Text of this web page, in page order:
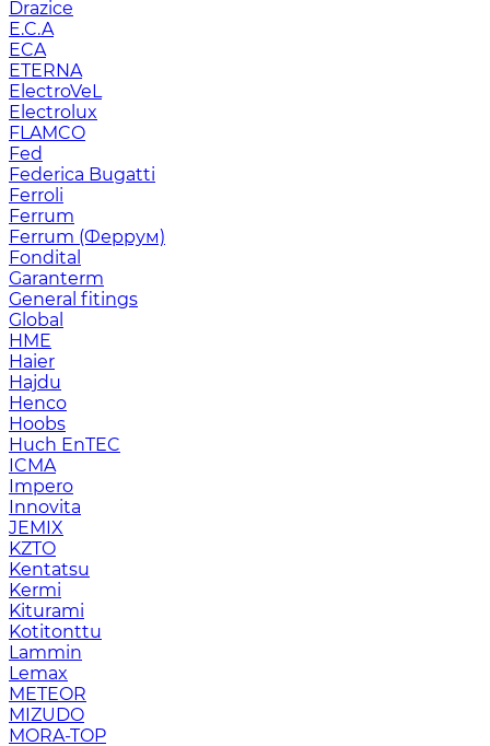
Drazice
E.C.A
ECA
ETERNA
ElectroVeL
Electrolux
FLAMCO
Fed
Federica Bugatti
Ferroli
Ferrum
Ferrum (Феррум)
Fondital
Garanterm
General fitings
Global
HME
Haier
Hajdu
Henco
Hoobs
Huch EnTEC
ICMA
Impero
Innovita
JEMIX
KZTO
Kentatsu
Kermi
Kiturami
Kotitonttu
Lammin
Lemax
METEOR
MIZUDO
MORA-TOP